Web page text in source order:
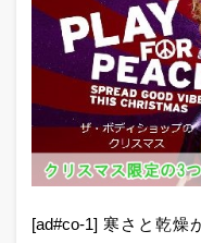
[ad#co-1] 寒さと乾燥